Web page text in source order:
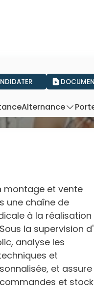
Alternance
montage et vente
une chaîne de
à la réalisation
la supervision
analyse les
et
et assure
et